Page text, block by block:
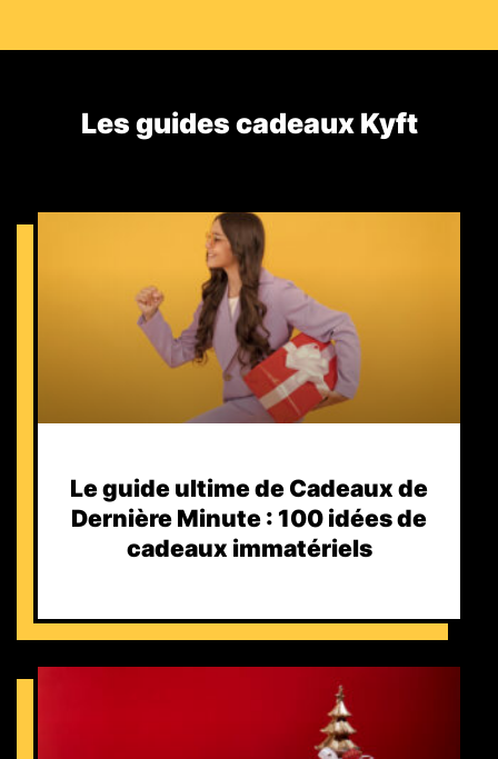
Les guides cadeaux Kyft​
Le guide ultime de Cadeaux de
Dernière Minute : 100 idées de
cadeaux immatériels